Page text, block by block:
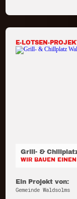
E-LOTSEN-
Grill- &
WIR BAUEN
Ein Projekt von:
Gemeinde Waldsolms